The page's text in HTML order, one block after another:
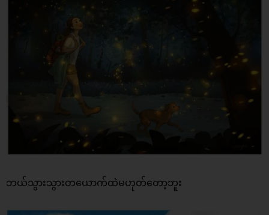
ဘယ်သွားသွားတယောက်ထဲမဟုတ်တော့ဘူး